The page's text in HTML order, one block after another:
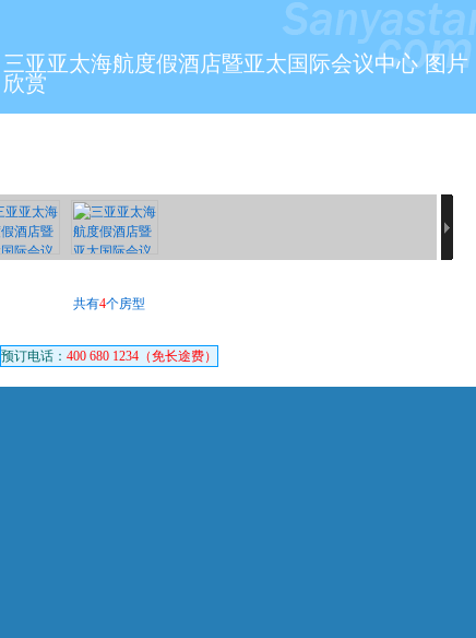
三亚亚太海航度假酒店暨亚太国际会议中心 图片
欣赏
共有4个房型
预订电话： 400 680 1234（免长途费）